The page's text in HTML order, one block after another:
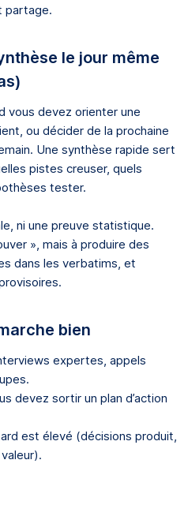
partage.
le jour même
vous devez orienter une
ou décider de la prochaine
Une synthèse rapide sert
pistes creuser, quels
tester.
ni une preuve statistique.
», mais à produire des
dans les verbatims, et
bien
expertes, appels
devez sortir un plan d’action
est élevé (décisions produit,